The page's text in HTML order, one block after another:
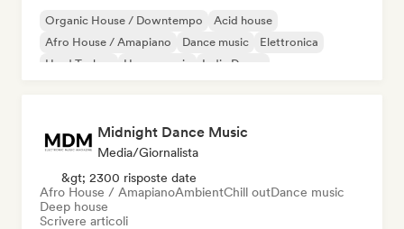
Organic House / Downtempo
Acid house
Afro House / Amapiano
Dance music
Elettronica
Hard Techno
House music Indie Dance
Midnight Dance Music
Media/Giornalista
&gt; 2300 risposte date
Afro House / AmapianoAmbientChill outDance music
Deep house
Scrivere articoli